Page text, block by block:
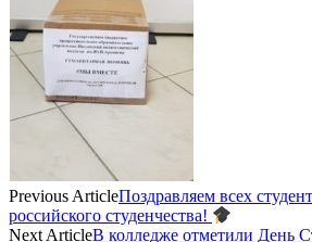
Previous ArticleПоздравляем всех
российского студенчества!
Next ArticleВ колледже отметили День